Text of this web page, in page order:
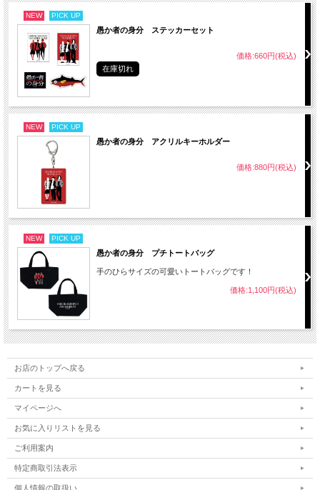
NEW PICK UP
愚か者の身分 ステッカーセット
価格:660円(税込)
在庫切れ
NEW PICK UP
愚か者の身分 アクリルキーホルダー
価格:880円(税込)
NEW PICK UP
愚か者の身分 プチトートバッグ
手のひらサイズの可愛いトートバッグです！
価格:1,100円(税込)
お店のトップへ戻る
カートを見る
マイページへ
お気に入りリストを見る
ご利用案内
特定商取引法表示
個人情報の取扱い